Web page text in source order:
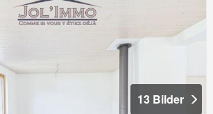
13 Bilder